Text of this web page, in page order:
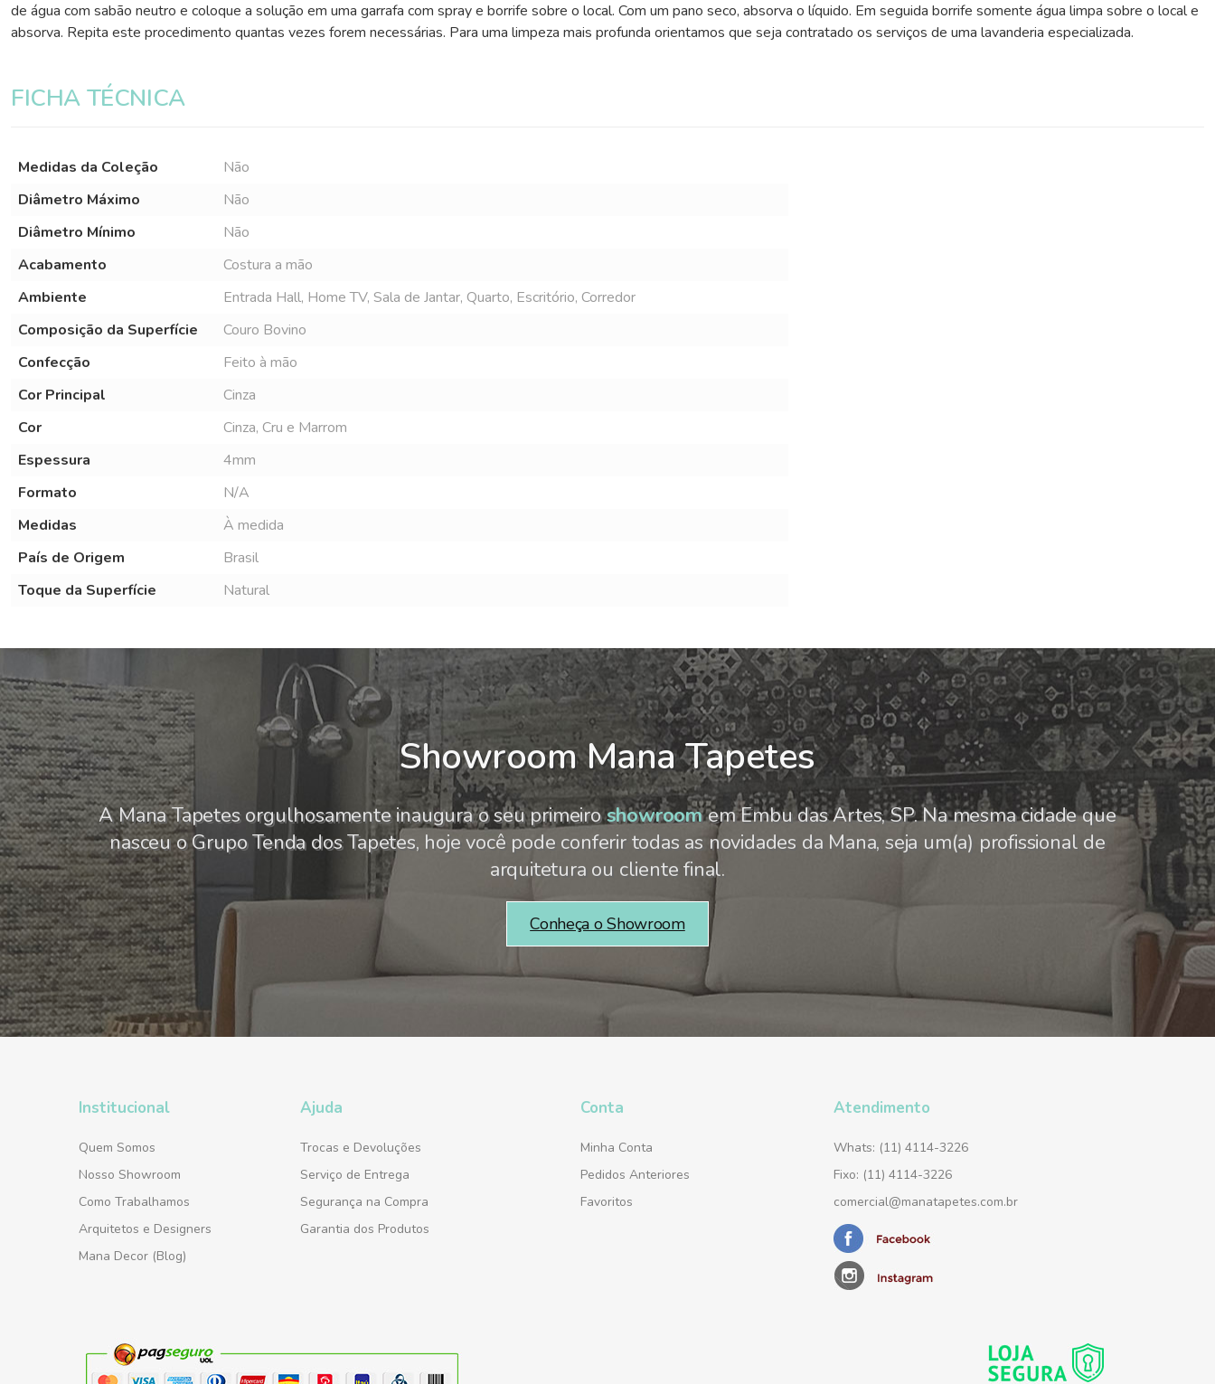
de água com sabão neutro e coloque a solução em uma garrafa com spray e borrife sobre o local. Com um pano seco, absorva o líquido. Em seguida borrife somente água limpa sobre o local e
absorva. Repita este procedimento quantas vezes forem necessárias. Para uma limpeza mais profunda orientamos que seja contratado os serviços de uma lavanderia especializada.
FICHA TÉCNICA
Medidas da Coleção
Não
Diâmetro Máximo
Não
Diâmetro Mínimo
Não
Acabamento
Costura a mão
Ambiente
Entrada Hall, Home TV, Sala de Jantar, Quarto, Escritório, Corredor
Composição da Superfície
Couro Bovino
Confecção
Feito à mão
Cor Principal
Cinza
Cor
Cinza, Cru e Marrom
Espessura
4mm
Formato
N/A
Medidas
À medida
País de Origem
Brasil
Toque da Superfície
Natural
Showroom Mana Tapetes
A Mana Tapetes orgulhosamente inaugura o seu primeiroshowroomem Embu das Artes, SP. Na mesma cidade que
nasceu o Grupo Tenda dos Tapetes, hoje você pode conferir todas as novidades da Mana, seja um(a) profissional de
arquitetura ou cliente final.
Conheça o Showroom
Institucional
Quem Somos
Nosso Showroom
Como Trabalhamos
Arquitetos e Designers
Mana Decor (Blog)
Ajuda
Trocas e Devoluções
Serviço de Entrega
Segurança na Compra
Garantia dos Produtos
Conta
Minha Conta
Pedidos Anteriores
Favoritos
Atendimento
Whats: (11) 4114-3226
Fixo: (11) 4114-3226
comercial@manatapetes.com.br